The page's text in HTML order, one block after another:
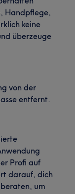
Handpflege,
keine
überzeuge
von der
entfernt.
Profi auf
darauf, dich
um